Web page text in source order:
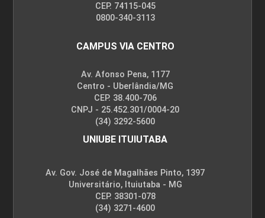
CEP. 74115-045
0800-340-3113
CAMPUS VIA CENTRO
Av. Afonso Pena, 1177
Centro - Uberlândia/MG
CEP. 38.400-706
CNPJ - 25.452.301/0004-20
(34) 3292-5600
UNIUBE ITUIUTABA
Av. Gov. José de Magalhães Pinto, 1397
Universitário, Ituiutaba - MG
CEP. 38301-078
(34) 3271-4600